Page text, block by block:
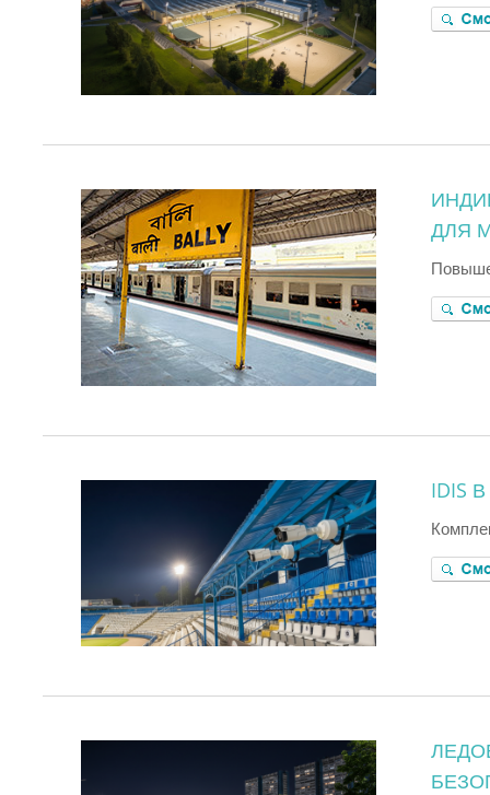
ДЛЯ
IDIS